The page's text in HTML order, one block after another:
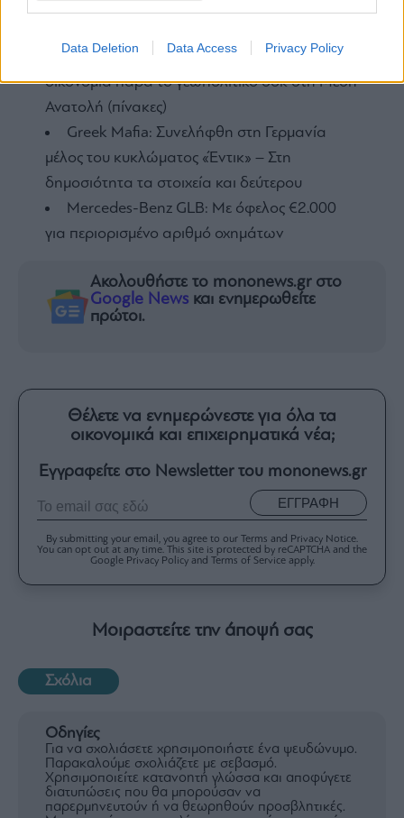
Data Deletion Data Access Privacy Policy
Eurobank Research: Ανθεκτική η ελληνική
οικονομία παρά το γεωπολιτικό σοκ στη Μέση
Ανατολή (πίνακες)
Greek Mafia: Συνελήφθη στη Γερμανία
μέλος του κυκλώματος «Έντικ» – Στη
δημοσιότητα τα στοιχεία και δεύτερου
Mercedes-Benz GLB: Mε όφελος €2.000
για περιορισμένο αριθμό οχημάτων
Ακολουθήστε το mononews.gr στο
Google News και ενημερωθείτε
πρώτοι.
Θέλετε να ενημερώνεστε για όλα τα
οικονομικά και επιχειρηματικά νέα;
Εγγραφείτε στο Newsletter του mononews.gr
ΕΓΓΡΑΦΗ
By submitting your email, you agree to our Terms and Privacy Notice.
You can opt out at any time. This site is protected by reCAPTCHA and the
Google Privacy Policy and Terms of Service apply.
Μοιραστείτε την άποψή σας
Σχόλια
Οδηγίες
Για να σχολιάσετε χρησιμοποιήστε ένα ψευδώνυμο.
Παρακαλούμε σχολιάζετε με σεβασμό.
Χρησιμοποιείτε κατανοητή γλώσσα και αποφύγετε
διατυπώσεις που θα μπορούσαν να
παρερμηνευτούν ή να θεωρηθούν προσβλητικές.